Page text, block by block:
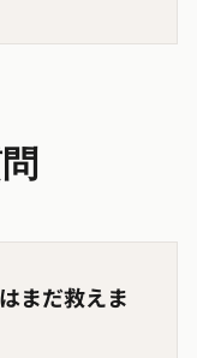
まだ救えま